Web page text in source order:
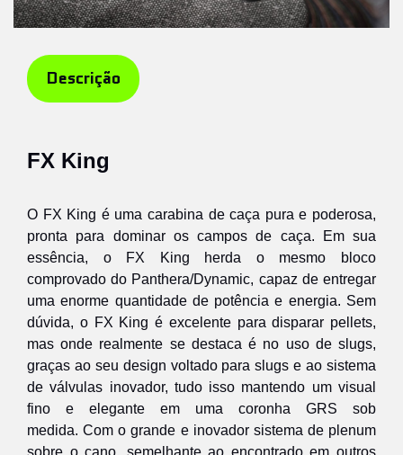
Descrição
FX King
O FX King é uma carabina de caça pura e poderosa,
pronta para dominar os campos de caça.
Em sua
essência, o FX King herda o mesmo bloco
comprovado do Panthera/Dynamic, capaz de entregar
uma enorme quantidade de potência e energia. Sem
dúvida, o FX King é excelente para disparar pellets,
mas onde realmente se destaca é no uso de slugs,
graças ao seu design voltado para slugs e ao sistema
de válvulas inovador, tudo isso mantendo um visual
fino e elegante em uma coronha GRS sob
medida.Com o grande e inovador sistema de plenum
sobre o cano, semelhante ao encontrado em outros